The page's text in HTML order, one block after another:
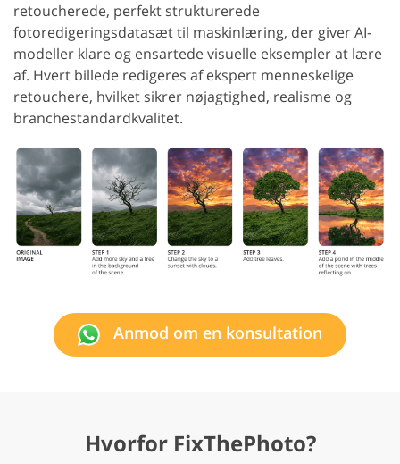
retoucherede, perfekt strukturerede
fotoredigeringsdatasæt til maskinlæring, der giver AI-
modeller klare og ensartede visuelle eksempler at lære
af. Hvert billede redigeres af ekspert menneskelige
retouchere, hvilket sikrer nøjagtighed, realisme og
branchestandardkvalitet.
Anmod om en konsultation
Hvorfor FixThePhoto?